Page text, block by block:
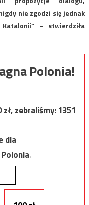
nie zgodzi się jednak
– stwierdziła
Polonia!
zł, zebraliśmy:1351
dla